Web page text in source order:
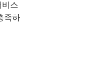
비스
족하